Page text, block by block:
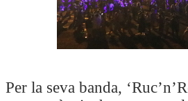
Per la seva banda,